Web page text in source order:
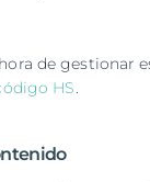
de gestionar
HS.